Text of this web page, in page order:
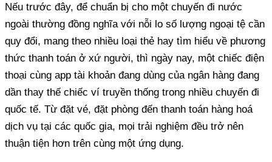
Nếu trước đây, để chuẩn bị cho một chuyến đi nước
ngoài thường đồng nghĩa với nỗi lo số lượng ngoại tệ cần
quy đổi, mang theo nhiều loại thẻ hay tìm hiểu về phương
thức thanh toán ở xứ người, thì ngày nay, một chiếc điện
thoại cùng app tài khoản đang dùng của ngân hàng đang
dần thay thế chiếc ví truyền thống trong nhiều chuyến đi
quốc tế. Từ đặt vé, đặt phòng đến thanh toán hàng hoá
dịch vụ tại các quốc gia, mọi trải nghiệm đều trở nên
thuận tiện hơn trên cùng một ứng dụng.